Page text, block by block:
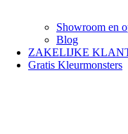
Showroom en
Blog
ZAKELIJKE
Gratis Kleurmonsters